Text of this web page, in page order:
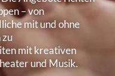
– von
mit und ohne
zu
mit kreativen
und Musik.